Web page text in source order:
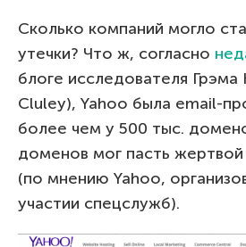
Сколько компаний могло
утечки? Что ж, согласно
блоге исследователя
Cluley), Yahoo была email-
более чем у 500 тыс.
доменов мог пасть
(по мнению Yahoo,
участии спецслужб).